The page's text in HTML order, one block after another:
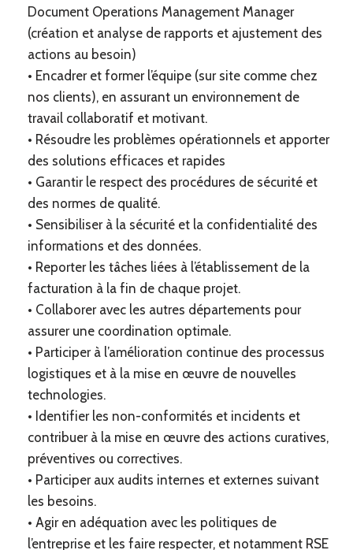
Document Operations Management Manager
(création et analyse de rapports et ajustement des
actions au besoin)
• Encadrer et former l’équipe (sur site comme chez
nos clients), en assurant un environnement de
travail collaboratif et motivant.
• Résoudre les problèmes opérationnels et apporter
des solutions efficaces et rapides
• Garantir le respect des procédures de sécurité et
des normes de qualité.
• Sensibiliser à la sécurité et la confidentialité des
informations et des données.
• Reporter les tâches liées à l’établissement de la
facturation à la fin de chaque projet.
• Collaborer avec les autres départements pour
assurer une coordination optimale.
• Participer à l’amélioration continue des processus
logistiques et à la mise en œuvre de nouvelles
technologies.
• Identifier les non-conformités et incidents et
contribuer à la mise en œuvre des actions curatives,
préventives ou correctives.
• Participer aux audits internes et externes suivant
les besoins.
• Agir en adéquation avec les politiques de
l’entreprise et les faire respecter, et notamment RSE